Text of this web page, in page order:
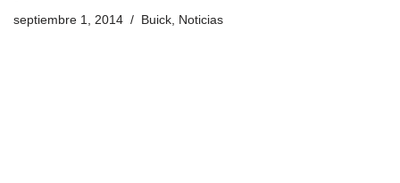
septiembre 1, 2014 Buick, Noticias